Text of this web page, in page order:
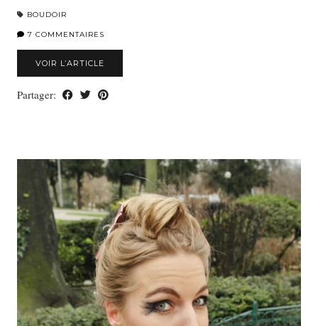
BOUDOIR
7 COMMENTAIRES
VOIR L’ARTICLE
Partager: